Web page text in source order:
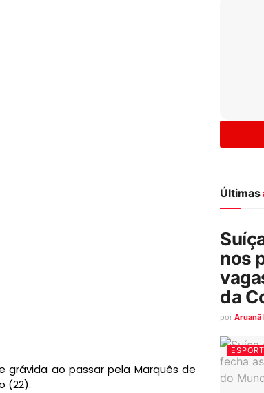
grávida ao passar pela Marquês de
(22).
Últimas
nos
da
por Aruanã